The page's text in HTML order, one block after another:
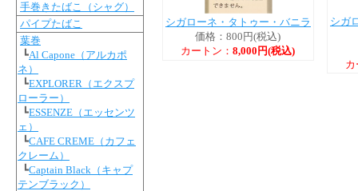
手巻きたばこ（シャグ）
パイプたばこ
葉巻
┗Al Capone（アルカポ
ネ）
┗EXPLORER（エクスプ
ローラー）
┗ESSENZE（エッセンツ
ェ）
┗CAFE CREME（カフェ
クレーム）
┗Captain Black（キャプ
テンブラック）
シガローネ・タトゥー・バニラ
価格：800円(税込)
カートン：8,000円(税込)
シガ